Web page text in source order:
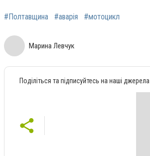
#Полтавщина #аварія #мотоцикл
Марина Левчук
Поділіться та підписуйтесь на наші джерела